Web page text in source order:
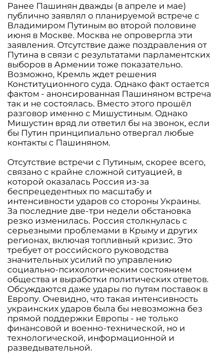
Ранее Пашинян дважды (в апреле и мае)
публично заявлял о планируемой встрече с
Владимиром Путиным во второй половине
июня в Москве. Москва не опровергла эти
заявления. Отсутствие даже поздравления от
Путина в связи с результатами парламентских
выборов в Армении тоже показательно.
Возможно, Кремль ждет решения
Конституционного суда. Однако факт остается
фактом - анонсированная Пашиняном встреча
так и не состоялась. Вместо этого прошёл
разговор именно с Мишустиным. Однако
Мишустин вряд ли ответил бы на звонок, если
бы Путин принципиально отвергал любые
контакты с Пашиняном.
Отсутствие встречи с Путиным, скорее всего,
связано с крайне сложной ситуацией, в
которой оказалась Россия из-за
беспрецедентных по масштабу и
интенсивности ударов со стороны Украины.
За последние две-три недели обстановка
резко изменилась. Россия столкнулась с
серьезными проблемами в Крыму и других
регионах, включая топливный кризис. Это
требует от российского руководства
значительных усилий по управлению
социально-психологическим состоянием
общества и выработки политических ответов.
Обсуждаются даже удары по путям поставок в
Европу. Очевидно, что такая интенсивность
украинских ударов была бы невозможна без
прямой поддержки Европы - не только
финансовой и военно-технической, но и
технологической, информационной и
разведывательной.